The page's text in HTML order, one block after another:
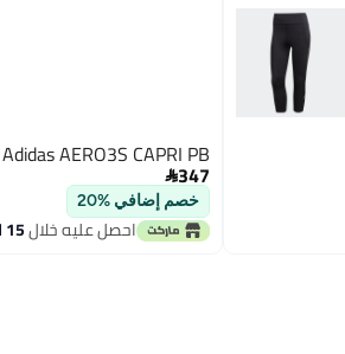
Adidas AERO3S CAPRI PB
347
خصم إضافي %20
احصل عليه خلال15 اغسطس